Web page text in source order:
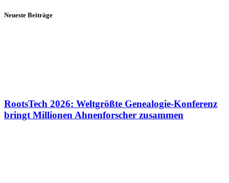
Neueste Beiträge
RootsTech 2026: Weltgrößte Genealogie-Konferenz
bringt Millionen Ahnenforscher zusammen